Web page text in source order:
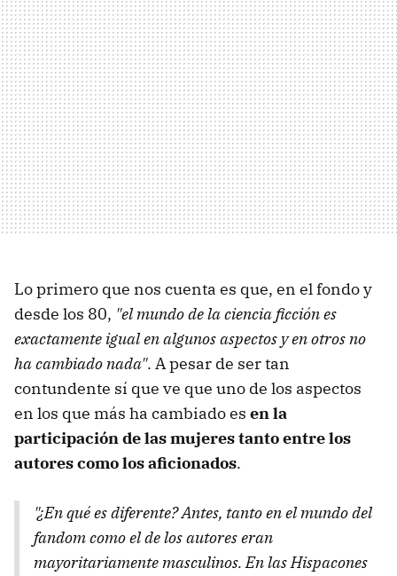
Lo primero que nos cuenta es que, en el fondo y
desde los 80, "el mundo de la ciencia ficción es
exactamente igual en algunos aspectos y en otros no
ha cambiado nada". A pesar de ser tan
contundente sí que ve que uno de los aspectos
en los que más ha cambiado es en la
participación de las mujeres tanto entre los
autores como los aficionados.
"¿En qué es diferente? Antes, tanto en el mundo del
fandom como el de los autores eran
mayoritariamente masculinos. En las Hispacones